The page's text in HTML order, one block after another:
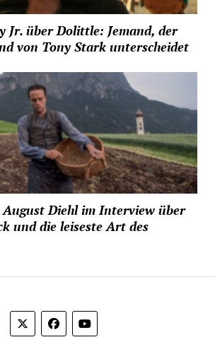
Jr. über Dolittle: Jemand, der
von Tony Stark unterscheidet
Diehl im Interview über
und die leiseste Art des